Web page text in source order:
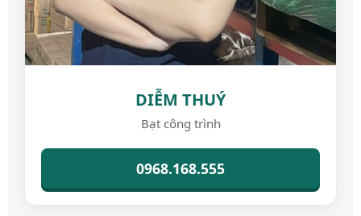
DIỄM THUÝ
Bạt công trình
0968.168.555